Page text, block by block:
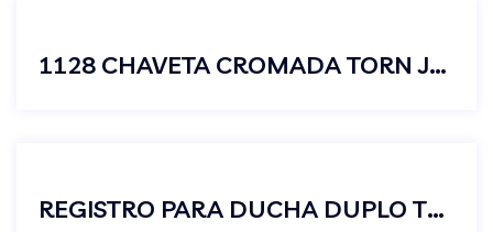
1128 CHAVETA CROMADA TORN JARDIM CURTA JUNIOR
REGISTRO PARA DUCHA DUPLO TELESCOPIO